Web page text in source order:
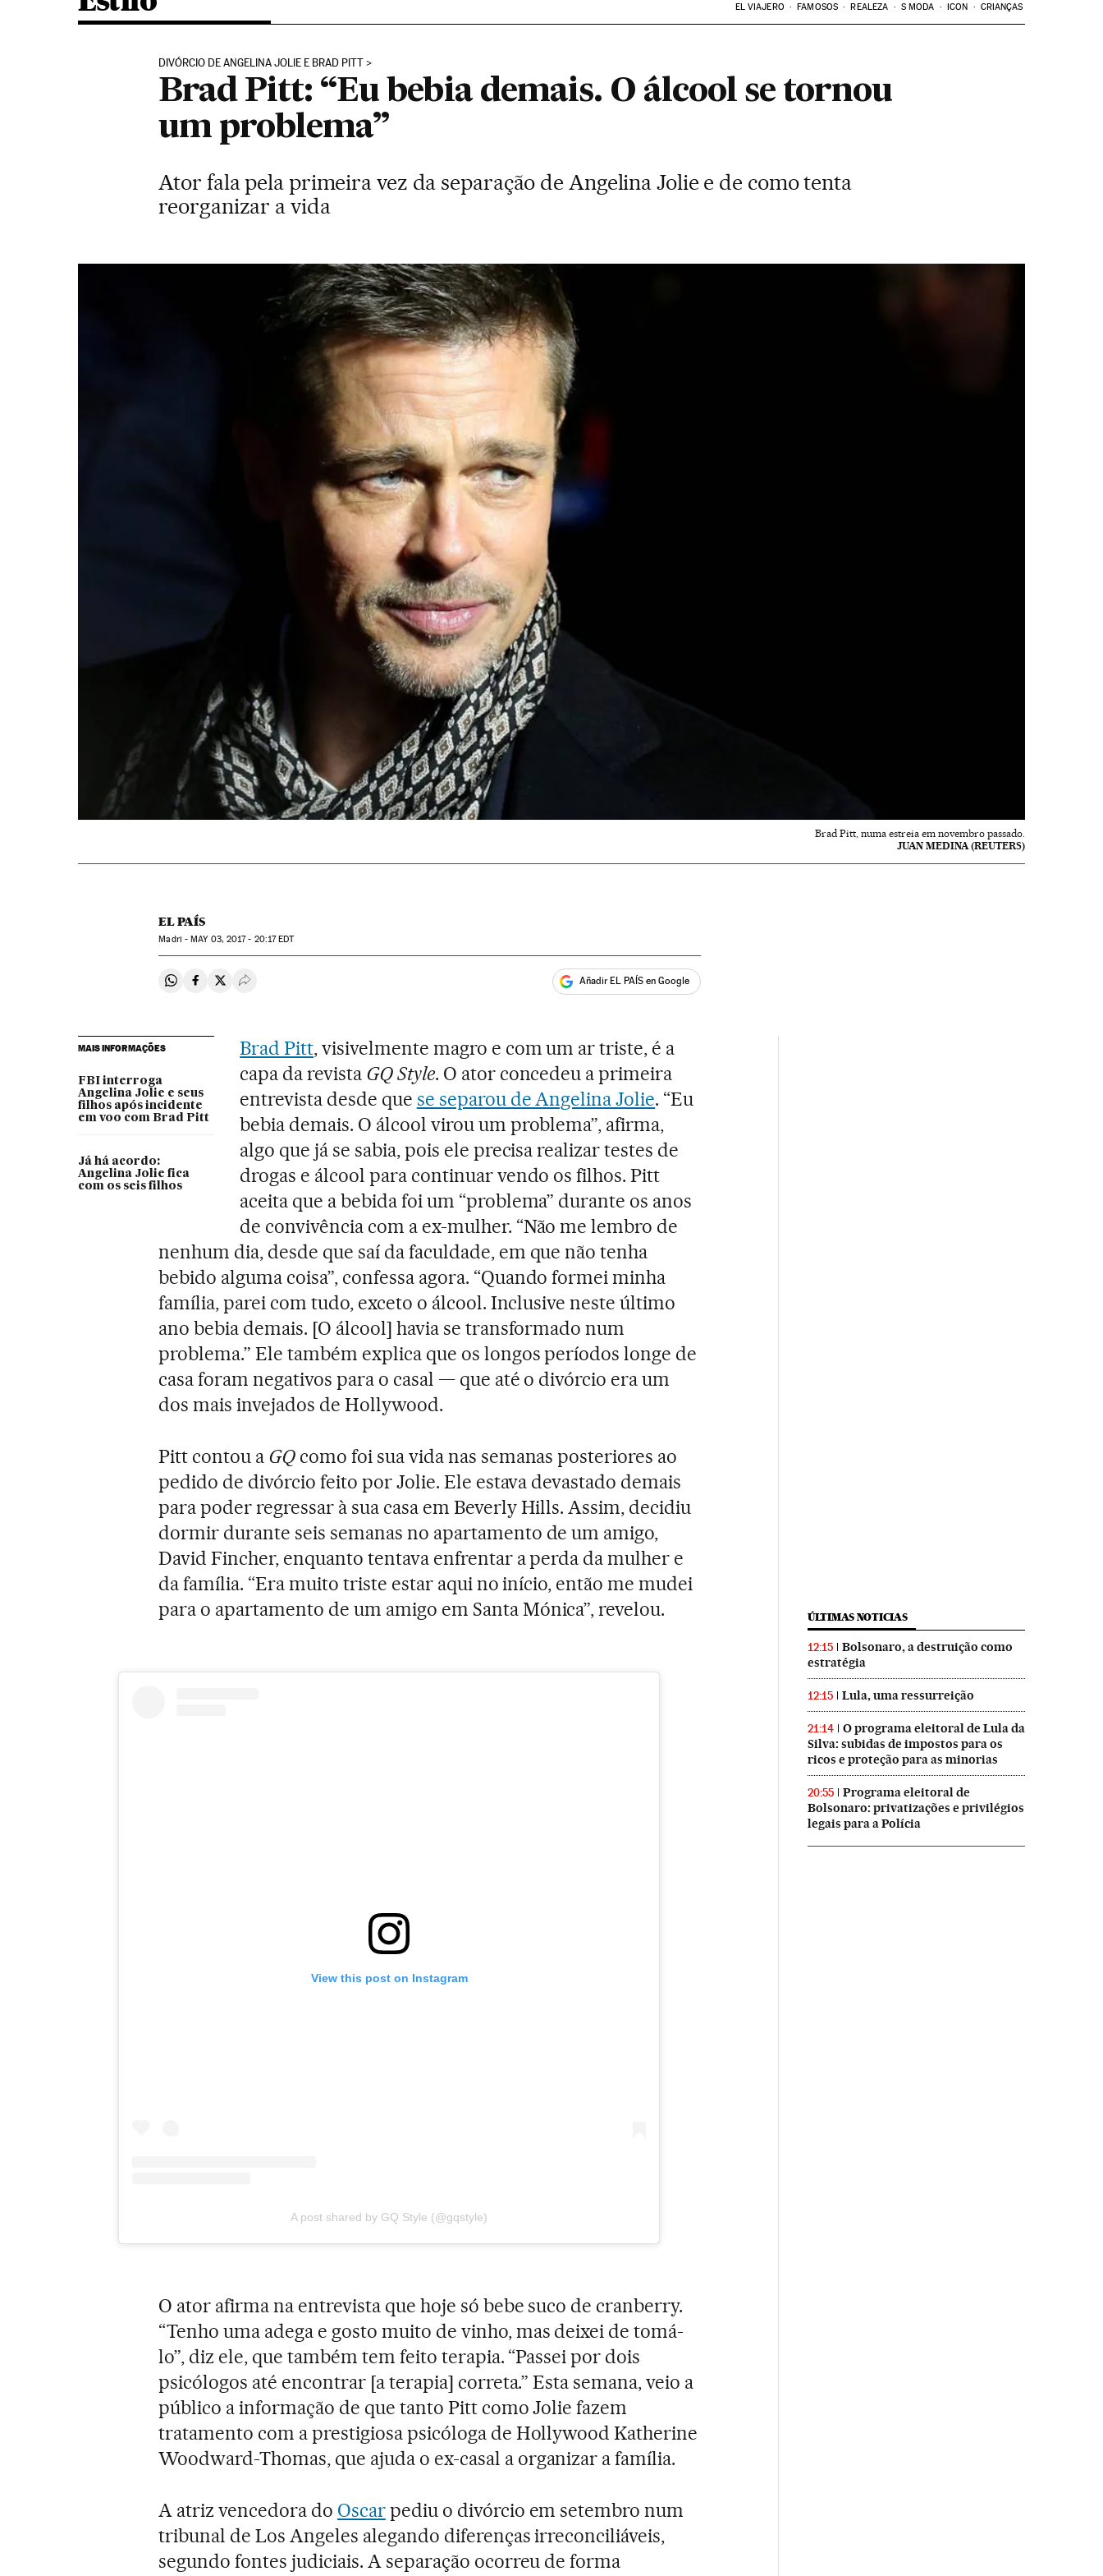
EL VIAJERO FAMOSOS REALEZA S MODA ICON CRIANÇAS
DIVÓRCIO DE ANGELINA JOLIE E BRAD PITT
Brad Pitt: “Eu bebia demais. O álcool se tornou
um problema”
Ator fala pela primeira vez da separação de Angelina Jolie e de como tenta
reorganizar a vida
Brad Pitt, numa estreia em novembro passado.
JUAN MEDINA (REUTERS)
EL PAÍS
Madri -MAY03, 2017 - 20:17EDT
Compartir en Whatsapp
Compartir en Facebook
Compartir en Twitter
Desplegar Redes Sociales Añadir EL PAÍS en Google
MAIS INFORMAÇÕES
FBI interroga
Angelina Jolie e seus
filhos após incidente
em voo com Brad Pitt
Já há acordo:
Angelina Jolie fica
com os seis filhos
Brad Pitt, visivelmente magro e com um ar triste, é a
capa da revista GQ Style. O ator concedeu a primeira
entrevista desde que se separou de Angelina Jolie. “Eu
bebia demais. O álcool virou um problema”, afirma,
algo que já se sabia, pois ele precisa realizar testes de
drogas e álcool para continuar vendo os filhos. Pitt
aceita que a bebida foi um “problema” durante os anos
de convivência com a ex-mulher. “Não me lembro de
nenhum dia, desde que saí da faculdade, em que não tenha
bebido alguma coisa”, confessa agora. “Quando formei minha
família, parei com tudo, exceto o álcool. Inclusive neste último
ano bebia demais. [O álcool] havia se transformado num
problema.” Ele também explica que os longos períodos longe de
casa foram negativos para o casal — que até o divórcio era um
dos mais invejados de Hollywood.
Pitt contou a GQ como foi sua vida nas semanas posteriores ao
pedido de divórcio feito por Jolie. Ele estava devastado demais
para poder regressar à sua casa em Beverly Hills. Assim, decidiu
dormir durante seis semanas no apartamento de um amigo,
David Fincher, enquanto tentava enfrentar a perda da mulher e
da família. “Era muito triste estar aqui no início, então me mudei
para o apartamento de um amigo em Santa Mónica”, revelou.
View this post on Instagram
A post shared by GQ Style (@gqstyle)
O ator afirma na entrevista que hoje só bebe suco de cranberry.
“Tenho uma adega e gosto muito de vinho, mas deixei de tomá-
lo”, diz ele, que também tem feito terapia. “Passei por dois
psicólogos até encontrar [a terapia] correta.” Esta semana, veio a
público a informação de que tanto Pitt como Jolie fazem
tratamento com a prestigiosa psicóloga de Hollywood Katherine
Woodward-Thomas, que ajuda o ex-casal a organizar a família.
A atriz vencedora do Oscarpediu o divórcio em setembro num
tribunal de Los Angeles alegando diferenças irreconciliáveis,
segundo fontes judiciais. A separação ocorreu de forma
ÚLTIMAS NOTICIAS
12:15
Bolsonaro, a destruição como
estratégia
12:15 Lula, uma ressurreição
21:14
O programa eleitoral de Lula da
Silva: subidas de impostos para os
ricos e proteção para as minorias
20:55
Programa eleitoral de
Bolsonaro: privatizações e privilégios
legais para a Polícia